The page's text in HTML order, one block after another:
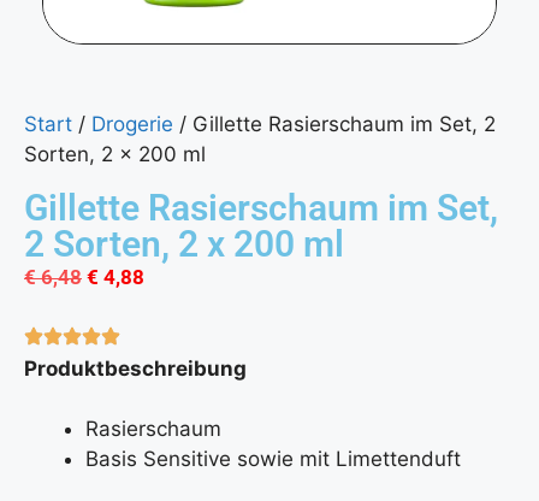
Start / Drogerie / Gillette Rasierschaum im Set, 2
Sorten, 2 x 200 ml
Gillette Rasierschaum im Set,
2 Sorten, 2 x 200 ml
€6,48 € 4,88
Produktbeschreibung
Rasierschaum
Basis Sensitive sowie mit Limettenduft